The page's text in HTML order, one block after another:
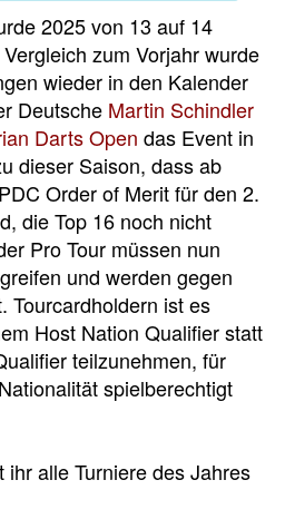
2025 von 13 auf 14
zum Vorjahr wurde
wieder in den Kalender
Deutsche Martin Schindler
Darts Open das Event in
dieser Saison, dass ab
Order of Merit für den 2.
die Top 16 noch nicht
Pro Tour müssen nun
und werden gegen
Tourcardholdern ist es
Host Nation Qualifier statt
teilzunehmen, für
spielberechtigt
alle Turniere des Jahres